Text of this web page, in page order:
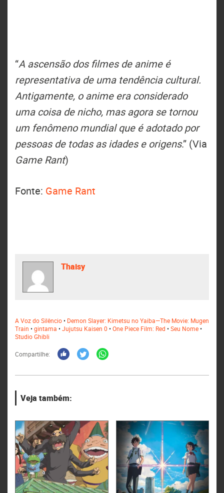
“A ascensão dos filmes de anime é
representativa de uma tendência cultural.
Antigamente, o anime era considerado
uma coisa de nicho, mas agora se tornou
um fenômeno mundial que é adotado por
pessoas de todas as idades e origens.” (Via
Game Rant)
Fonte: Game Rant
Thaisy
A Voz do Silêncio• Demon Slayer: Kimetsu no Yaiba—The Movie: Mugen
Train •gintama •Jujutsu Kaisen 0 •One Piece Film: Red •Seu Nome•
Studio Ghibli
Compartilhe:
Veja também: